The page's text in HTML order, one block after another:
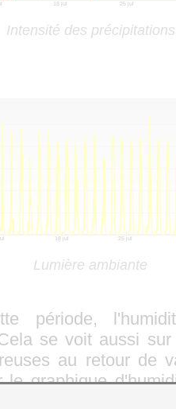
Intensité des précipitations
Lumière ambiante
période,
se voit aussi
au retour de
le graphique
et 20 juillet, 24